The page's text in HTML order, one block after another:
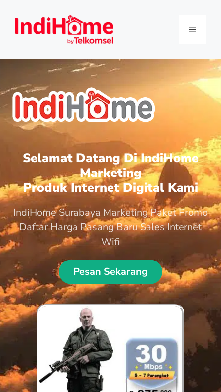
Selamat Datang Di IndiHome
Marketing
Produk Internet Digital Kami
IndiHome Surabaya Marketing Paket Promo
Daftar Harga Pasang Baru Sales Internet
Wifi
Pesan Sekarang